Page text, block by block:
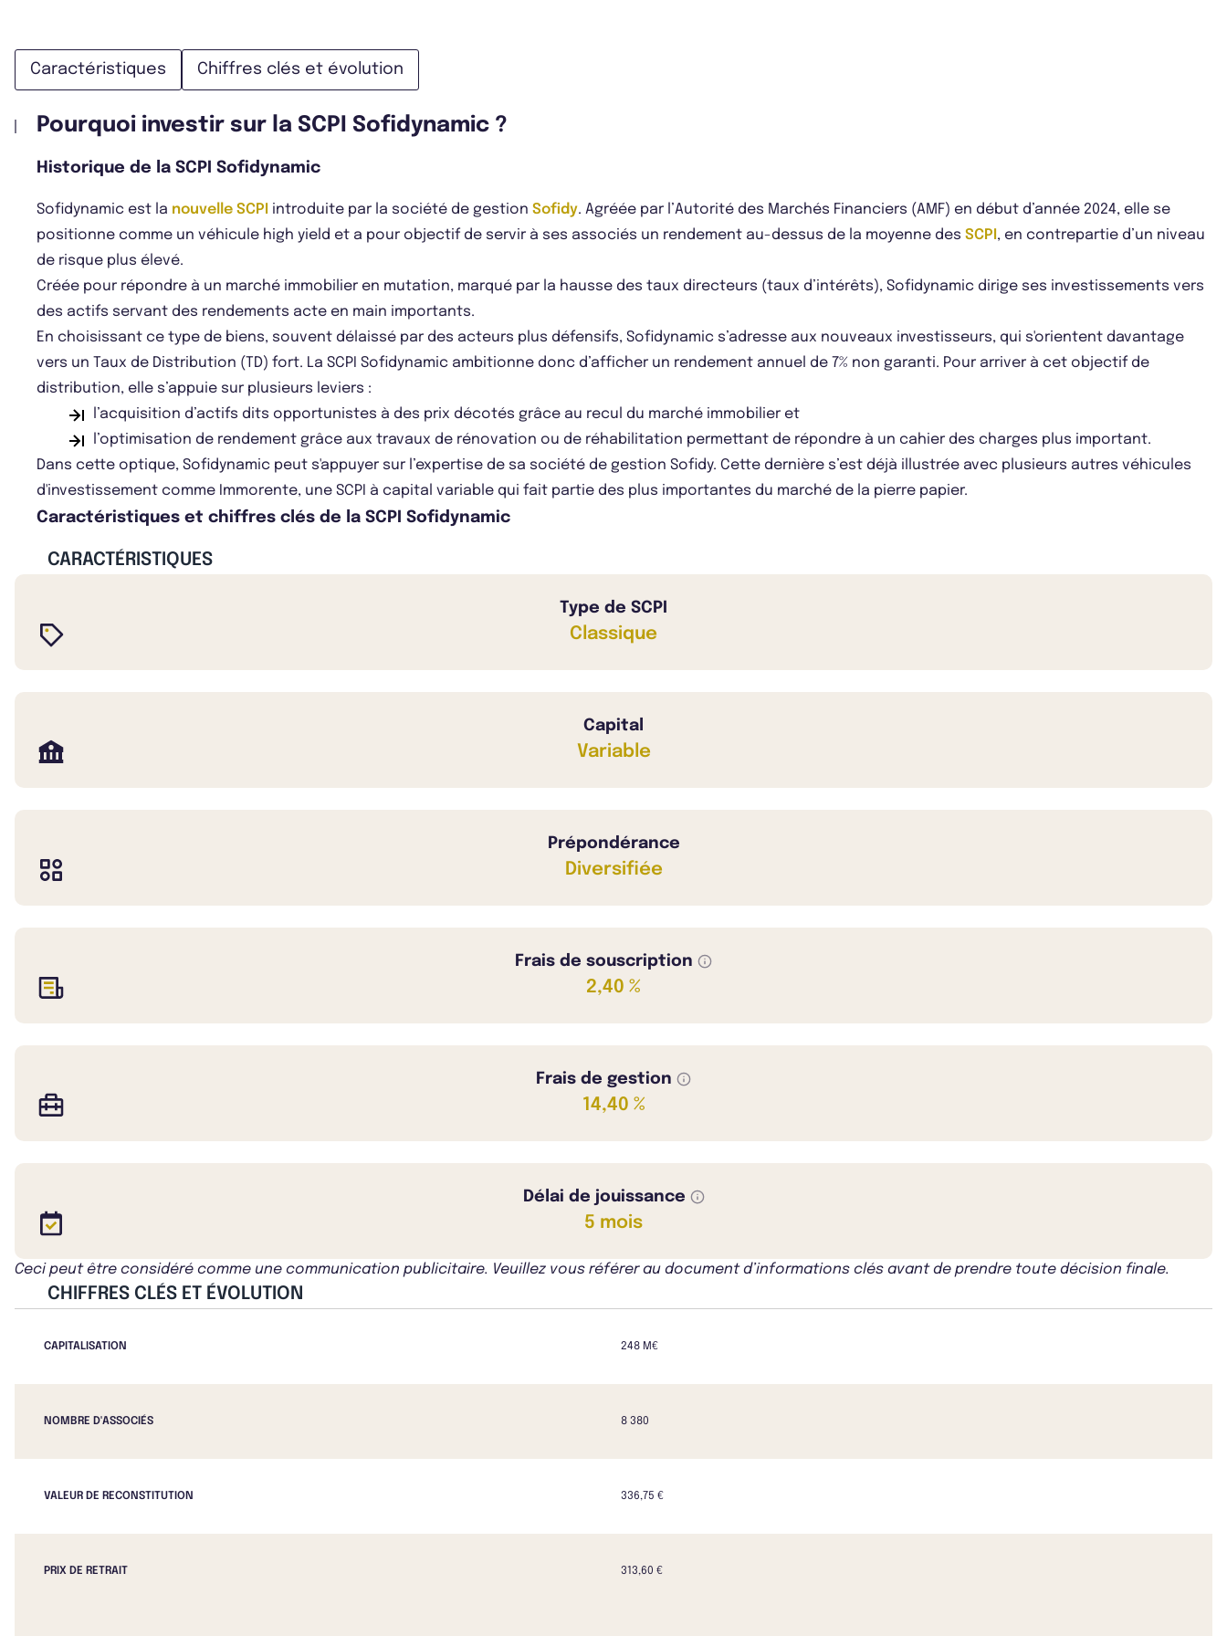
Caractéristiques Chiffres clés et évolution
Pourquoi investir sur la SCPI Sofidynamic ?
Historique de la SCPI Sofidynamic
Sofidynamic est la nouvelle SCPI introduite par la société de gestion Sofidy. Agréée par l’Autorité des Marchés Financiers (AMF) en début d’année 2024, elle se
positionne comme un véhicule high yield et a pour objectif de servir à ses associés un rendement au-dessus de la moyenne des SCPI , en contrepartie d’un niveau
de risque plus élevé.
Créée pour répondre à un marché immobilier en mutation, marqué par la hausse des taux directeurs (taux d’intérêts), Sofidynamic dirige ses investissements vers
des actifs servant des rendements acte en main importants.
En choisissant ce type de biens, souvent délaissé par des acteurs plus défensifs, Sofidynamic s’adresse aux nouveaux investisseurs, qui s'orientent davantage
vers un Taux de Distribution (TD) fort. La SCPI Sofidynamic ambitionne donc d’afficher un rendement annuel de 7% non garanti. Pour arriver à cet objectif de
distribution, elle s’appuie sur plusieurs leviers :
l’acquisition d’actifs dits opportunistes à des prix décotés grâce au recul du marché immobilier et
l’optimisation de rendement grâce aux travaux de rénovation ou de réhabilitation permettant de répondre à un cahier des charges plus important.
Dans cette optique, Sofidynamic peut s'appuyer sur l’expertise de sa société de gestion Sofidy. Cette dernière s’est déjà illustrée avec plusieurs autres véhicules
d'investissement comme Immorente, une SCPI à capital variable qui fait partie des plus importantes du marché de la pierre papier.
Caractéristiques et chiffres clés de la SCPI Sofidynamic
CARACTÉRISTIQUES
Type de SCPI
Classique
Capital
Variable
Prépondérance
Diversifiée
Frais de souscription
2,40 %
Frais de gestion
14,40 %
Délai de jouissance
5 mois
Ceci peut être considéré comme une communication publicitaire. Veuillez vous référer au document d’informations clés avant de prendre toute décision finale.
CHIFFRES CLÉS ET ÉVOLUTION
CAPITALISATION 248 M€
NOMBRE D'ASSOCIÉS 8 380
VALEUR DE RECONSTITUTION 336,75 €
PRIX DE RETRAIT 313,60 €